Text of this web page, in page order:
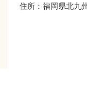
住所：福岡県北九